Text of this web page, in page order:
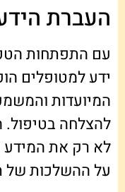
העברת
עם התפתחות
ידע למטופלים
המיועדות
להצלחה בטיפול.
לא רק את המידע
על ההשלכות של